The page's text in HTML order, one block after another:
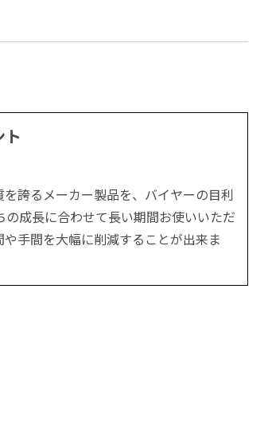
ト
誇るメーカー製品を、バイヤーの目利
成長に合わせて長い期間お使いいただ
手間を大幅に削減することが出来ま